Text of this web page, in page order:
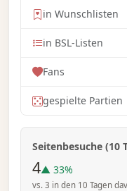
in Wunschlisten
in BSL-Listen
Fans
gespielte Partien
Seitenbesuche (10
4▲ 33%
vs. 3 in den 10 Tagen